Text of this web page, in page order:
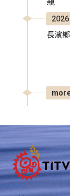
親
2026
長濱